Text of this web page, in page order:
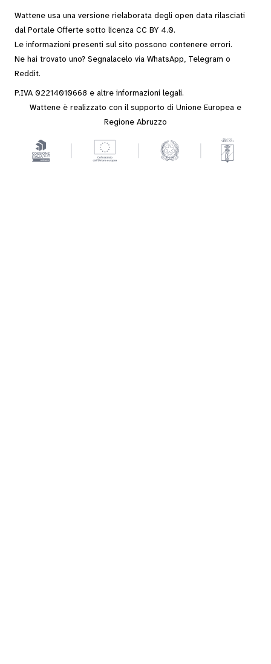
Wattene usa una versione rielaborata degli open data rilasciati
dal Portale Offerte sotto licenza CC BY 4.0.
Le informazioni presenti sul sito possono contenere errori.
Ne hai trovato uno? Segnalacelo via WhatsApp, Telegram o
Reddit.
P.IVA 02214010668 e altre informazioni legali.
Wattene è realizzato con il supporto di Unione Europea e
Regione Abruzzo